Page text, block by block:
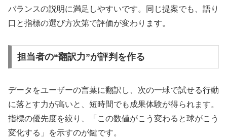
バランスの説明に満足しやすいです。同じ提案でも、語り
口と指標の選び方次第で評価が変わります。
担当者の“翻訳力”が評判を作る
データをユーザーの言葉に翻訳し、次の一球で試せる行動
に落とす力が高いと、短時間でも成果体験が得られます。
指標の優先度を絞り、「この数値がこう変わると球がこう
変化する」を示すのが鍵です。